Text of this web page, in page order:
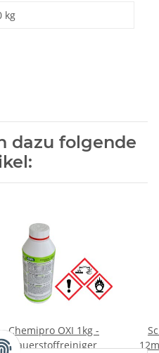
kg
dazu folgende
Chemipro OXI 1kg -
Sauerstoffreiniger